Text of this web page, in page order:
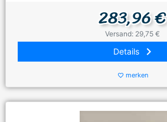
283,96 €
Versand: 29,75 €
Details keyboard_arrow_right
favorite_border merken